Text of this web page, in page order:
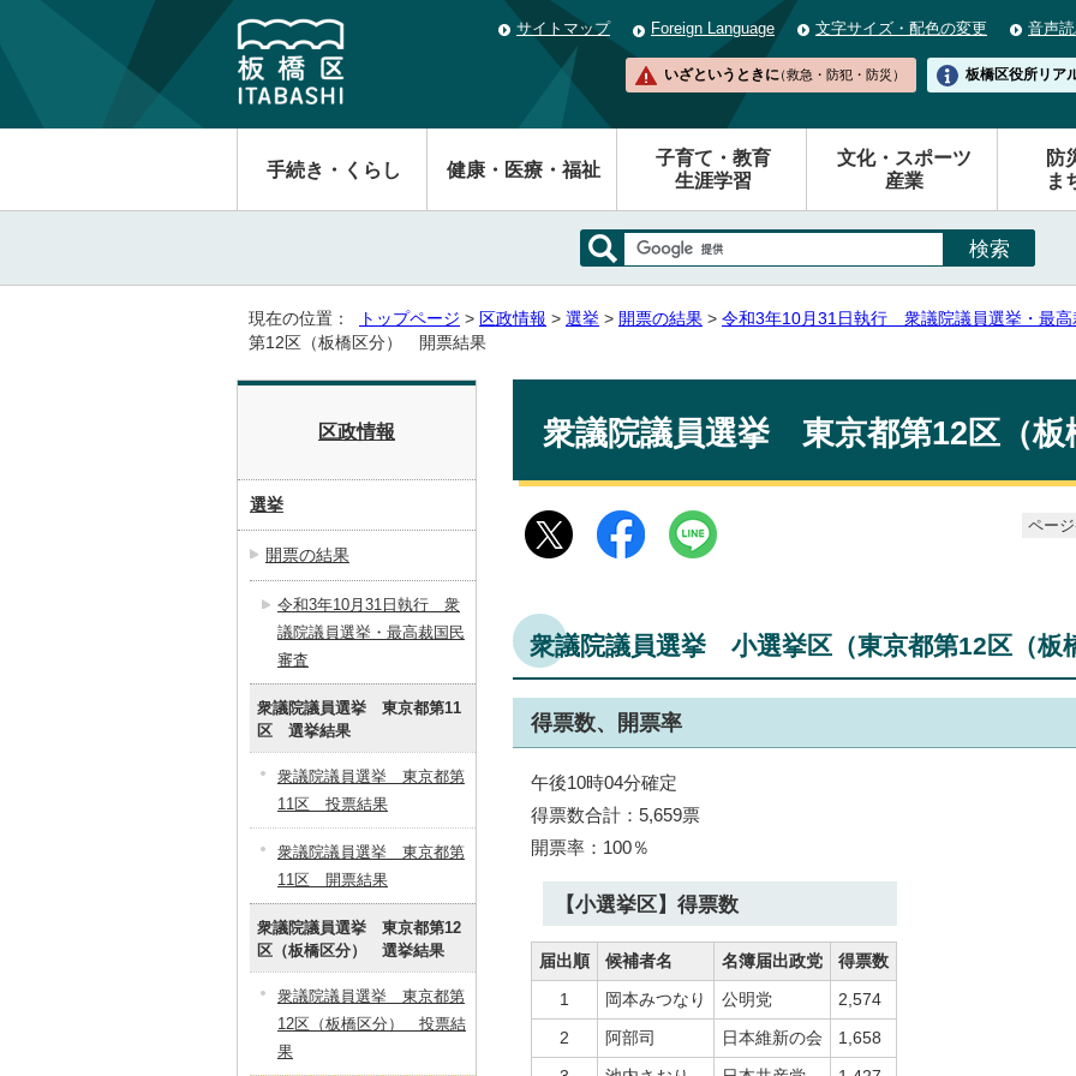
サイトマップ Foreign Language 文字サイズ・配色の変更 音声
いざというときに（救急・防犯・防災） 板橋区役所リア
手続き・くらし 健康・医療・福祉
子育て・教育
生涯学習
文化・スポーツ
産業
防
ま
現在の位置： トップページ > 区政情報 > 選挙 > 開票の結果 > 令和3年10月31日執行 衆議院議員選挙・最高
第12区（板橋区分） 開票結果
衆議院議員選挙 東京都第12区（
ペー
衆議院議員選挙 小選挙区（東京都第12区（板
得票数、開票率
午後10時04分確定
得票数合計：5,659票
開票率：100％
【小選挙区】得票数
届出順 候補者名 名簿届出政党
得票数
1
岡本みつなり 公明党
2,574
2
阿部司 日本維新の会
1,658
区政情報
選挙
開票の結果
令和3年10月31日執行 衆
議院議員選挙・最高裁国民
審査
衆議院議員選挙 東京都第11
区 選挙結果
衆議院議員選挙 東京都第
11区 投票結果
衆議院議員選挙 東京都第
11区 開票結果
衆議院議員選挙 東京都第12
区（板橋区分） 選挙結果
衆議院議員選挙 東京都第
12区（板橋区分） 投票結
果